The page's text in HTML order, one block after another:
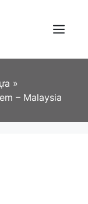
Menu
»
– Malaysia